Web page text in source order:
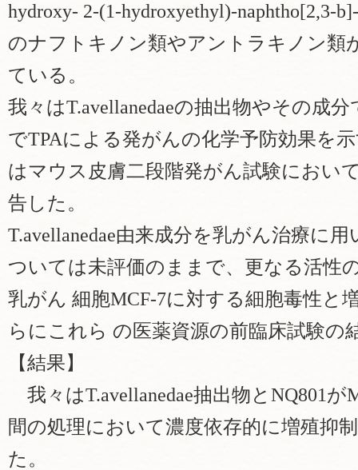
hydroxy- 2-(1-hydroxyethyl)-naphtho[2,3-
のナフトキノン類やアントラキノン類
ている。
我々はT.avellanedaeの抽出物やその成
でTPAによる発がんの化学予防効果を
はマウス皮膚二段階発がん試験におい
告した。
T.avellanedae由来成分を乳がん治療に
ついては未評価のままで、更なる活性
乳がん 細胞MCF-7に対する細胞毒性と
らにこれら の医薬資源の前臨床試験の
【結果】
我々はT.avellanedae抽出物とNQ801が
間の処理において濃度依存的に増殖抑
た。